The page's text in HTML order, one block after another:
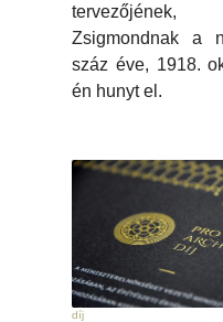
tervezőjének,
Zsigmondnak a
száz éve, 1918.
én hunyt el.
díj